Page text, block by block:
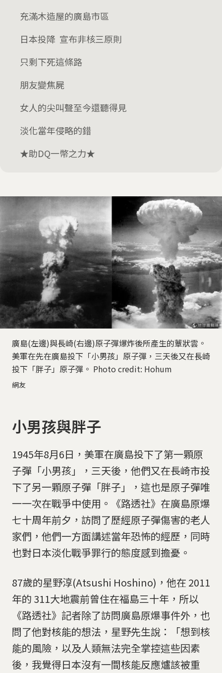
充滿木造屋的廣島市區
日本投降 宣布非核三原則
只剩下死這條路
朋友變焦屍
女人的尖叫聲至今還聽得見
淡化當年侵略的錯
★助DQ一幣之力★
廣島(左邊)與長崎(右邊)原子彈爆炸後所產生的蕈狀雲。
美軍在先在廣島投下「小男孩」原子彈，三天後又在長崎
投下「胖子」原子彈。 Photo credit: Hohum
網友
小男孩與胖子
1945年8月6日，美軍在廣島投下了第一顆原
子彈「小男孩」，三天後，他們又在長崎市投
下了另一顆原子彈「胖子」，這也是原子彈唯
一一次在戰爭中使用。《路透社》在廣島原爆
七十周年前夕，訪問了歷經原子彈傷害的老人
家們，他們一方面講述當年恐怖的經歷，同時
也對日本淡化戰爭罪行的態度感到擔憂。
87歲的星野淳(Atsushi Hoshino)，他在 2011
年的 311大地震前曾住在福島三十年，所以
《路透社》記者除了訪問廣島原爆事件外，也
問了他對核能的想法，星野先生說：「想到核
能的風險，以及人類無法完全掌控這些因素
後，我覺得日本沒有一間核能反應爐該被重